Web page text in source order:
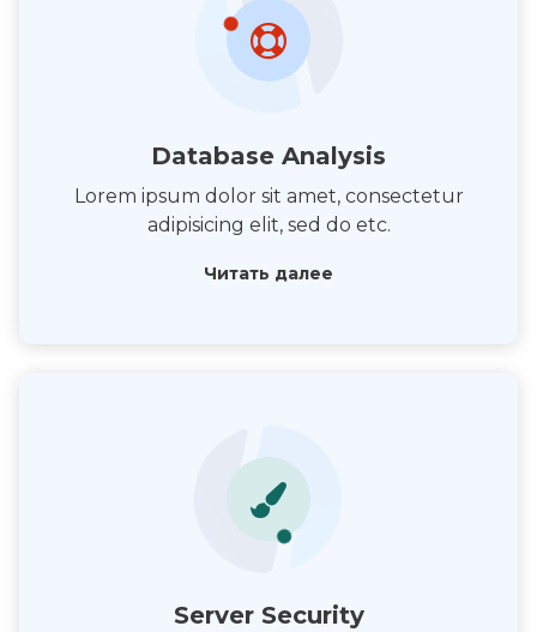
Database Analysis
Lorem ipsum dolor sit amet, consectetur
adipisicing elit, sed do etc.
Читать далее
Server Security